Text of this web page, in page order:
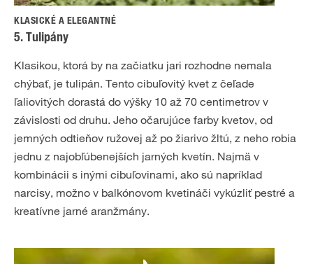
KLASICKÉ A ELEGANTNÉ
5. Tulipány
Klasikou, ktorá by na začiatku jari rozhodne nemala
chýbať, je tulipán. Tento cibuľovitý kvet z čeľade
ľaliovitých dorastá do výšky 10 až 70 centimetrov v
závislosti od druhu. Jeho očarujúce farby kvetov, od
jemných odtieňov ružovej až po žiarivo žltú, z neho robia
jednu z najobľúbenejších jarných kvetín. Najmä v
kombinácii s inými cibuľovinami, ako sú napríklad
narcisy, možno v balkónovom kvetináči vykúzliť pestré a
kreatívne jarné aranžmány.